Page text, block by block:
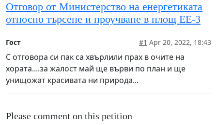
Отговор от Министерство на енергетиката
относно търсене и проучване в площ ЕЕ-3
Гост #1 Apr 20, 2022, 18:43
С отговора си пак са хвърлили прах в очите на
хората....за жалост май ще върви по план и ще
унищожат красивата ни природа...
Please comment on this petition